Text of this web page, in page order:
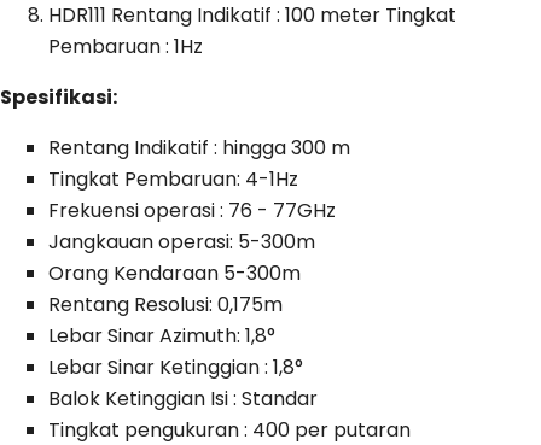
HDR111 Rentang Indikatif : 100 meter Tingkat
Pembaruan : 1Hz
Spesifikasi:
Rentang Indikatif : hingga 300 m
Tingkat Pembaruan: 4-1Hz
Frekuensi operasi : 76 - 77GHz
Jangkauan operasi: 5-300m
Orang Kendaraan 5-300m
Rentang Resolusi: 0,175m
Lebar Sinar Azimuth: 1,8°
Lebar Sinar Ketinggian : 1,8°
Balok Ketinggian Isi : Standar
Tingkat pengukuran : 400 per putaran